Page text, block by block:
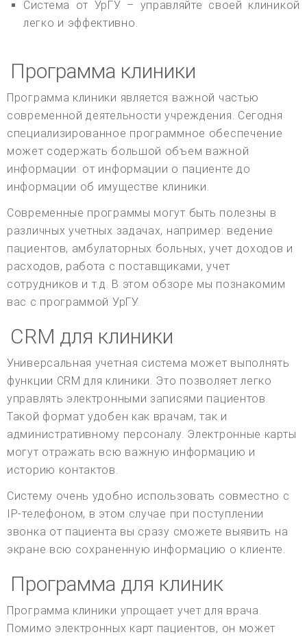
Система от УрГУ – управляйте своей клиникой
легко и эффективно.
Программа клиники
Программа клиники является важной частью
современной деятельности учреждения. Сегодня
специализированное программное обеспечение
может содержать большой объем важной
информации: от информации о пациенте до
информации об имуществе клиники.
Современные программы могут быть полезны в
различных учетных задачах, например: ведение
пациентов, амбулаторных больных, учет доходов и
расходов, работа с поставщиками, учет
сотрудников и т.д. В этом обзоре мы познакомим
вас с программой УрГУ.
CRM для клиники
Универсальная учетная система может выполнять
функции CRM для клиники. Это позволяет легко
управлять электронными записями пациентов.
Такой формат удобен как врачам, так и
административному персоналу. Электронные карты
могут отражать всю важную информацию и
историю контактов.
Систему очень удобно использовать совместно с
IP-телефоном, в этом случае при поступлении
звонка от пациента вы сразу сможете выявить на
экране всю сохраненную информацию о клиенте.
Программа для клиник
Программа клиники упрощает учет для врача.
Помимо электронных карт пациентов, он может